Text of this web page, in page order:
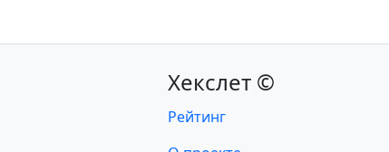
Хекслет ©
Рейтинг